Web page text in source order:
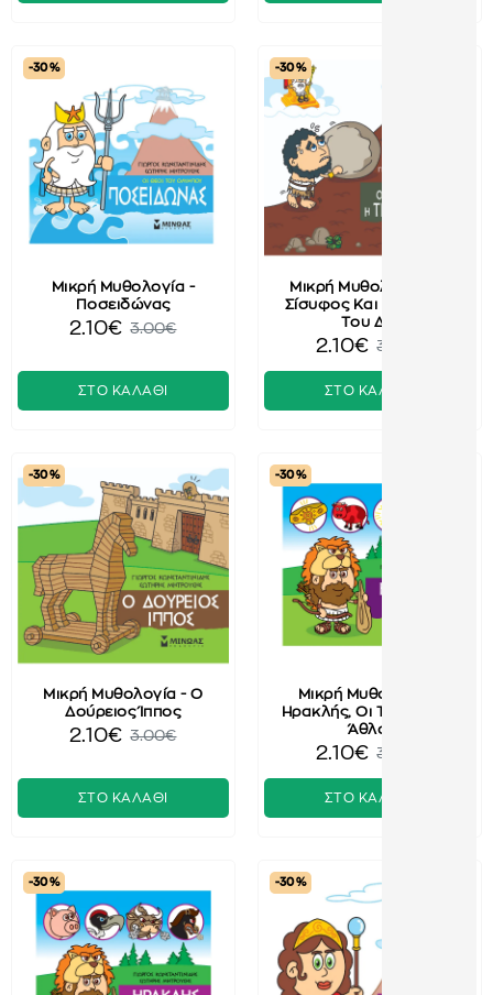
-30 %
Μικρή Μυθολογία -
Ποσειδώνας
2.10€ 3.00€
ΣΤΟ ΚΑΛΑΘΙ
-30 %
Μικρή Μυθολογία - Ο
Σίσυφος Και Η Τιμωρία
Του Δία
2.10€ 3.00€
ΣΤΟ ΚΑΛΑΘΙ
-30 %
Μικρή Μυθολογία - Ο
Δούρειος Ίππος
2.10€ 3.00€
ΣΤΟ ΚΑΛΑΘΙ
-30 %
Μικρή Μυθολογία -
Ηρακλής, Οι Τελευταίοι
Άθλοι
2.10€ 3.00€
ΣΤΟ ΚΑΛΑΘΙ
-30 % -30 %